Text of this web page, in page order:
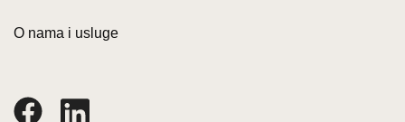
O nama i usluge